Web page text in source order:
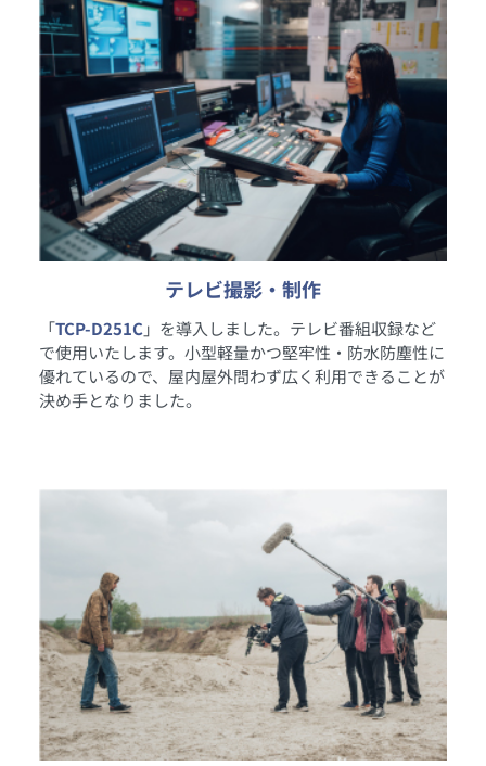
テレビ撮影・制作
「TCP-D251C」を導入しました。テレビ番組収録など
で使用いたします。小型軽量かつ堅牢性・防水防塵性に
優れているので、屋内屋外問わず広く利用できることが
決め手となりました。